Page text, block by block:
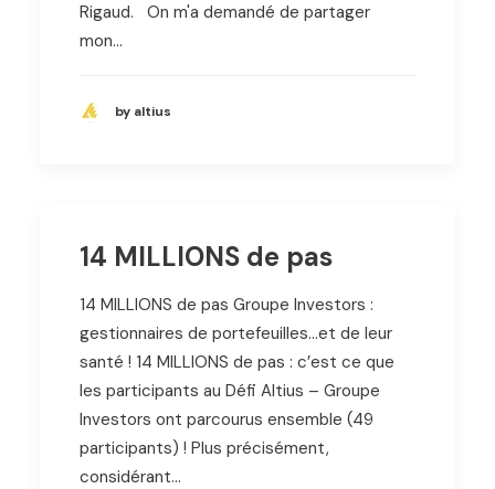
Rigaud. On m'a demandé de partager
mon…
by altius
14 MILLIONS de pas
14 MILLIONS de pas Groupe Investors :
gestionnaires de portefeuilles…et de leur
santé ! 14 MILLIONS de pas : c’est ce que
les participants au Défi Altius – Groupe
Investors ont parcourus ensemble (49
participants) ! Plus précisément,
considérant…